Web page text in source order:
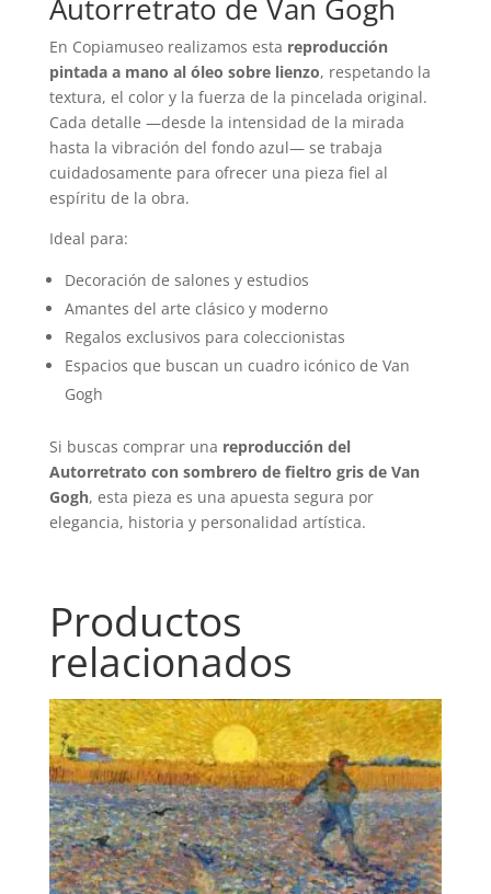
Autorretrato de Van Gogh
En Copiamuseo realizamos esta reproducción
pintada a mano al óleo sobre lienzo, respetando la
textura, el color y la fuerza de la pincelada original.
Cada detalle —desde la intensidad de la mirada
hasta la vibración del fondo azul— se trabaja
cuidadosamente para ofrecer una pieza fiel al
espíritu de la obra.
Ideal para:
Decoración de salones y estudios
Amantes del arte clásico y moderno
Regalos exclusivos para coleccionistas
Espacios que buscan un cuadro icónico de Van
Gogh
Si buscas comprar una reproducción del
Autorretrato con sombrero de fieltro gris de Van
Gogh, esta pieza es una apuesta segura por
elegancia, historia y personalidad artística.
Productos
relacionados